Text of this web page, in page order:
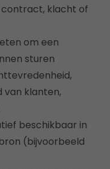
klacht of
om een
sturen
van klanten,
beschikbaar in
(bijvoorbeeld